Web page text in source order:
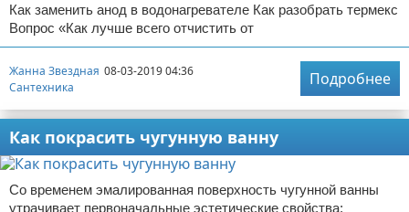
Как заменить анод в водонагревателе Как разобрать термекс
Вопрос «Как лучше всего отчистить от
Жанна Звездная 08-03-2019 04:36
Сантехника
Подробнее
Как покрасить чугунную ванну
Со временем эмалированная поверхность чугунной ванны
утрачивает первоначальные эстетические свойства: